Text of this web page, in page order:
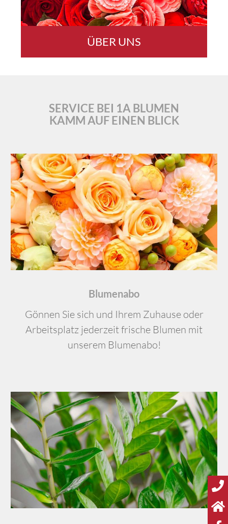
ÜBER UNS
SERVICE BEI 1A BLUMEN
KAMM AUF EINEN BLICK
Blumenabo
Gönnen Sie sich und Ihrem Zuhause oder
Arbeitsplatz jederzeit frische Blumen mit
unserem Blumenabo!